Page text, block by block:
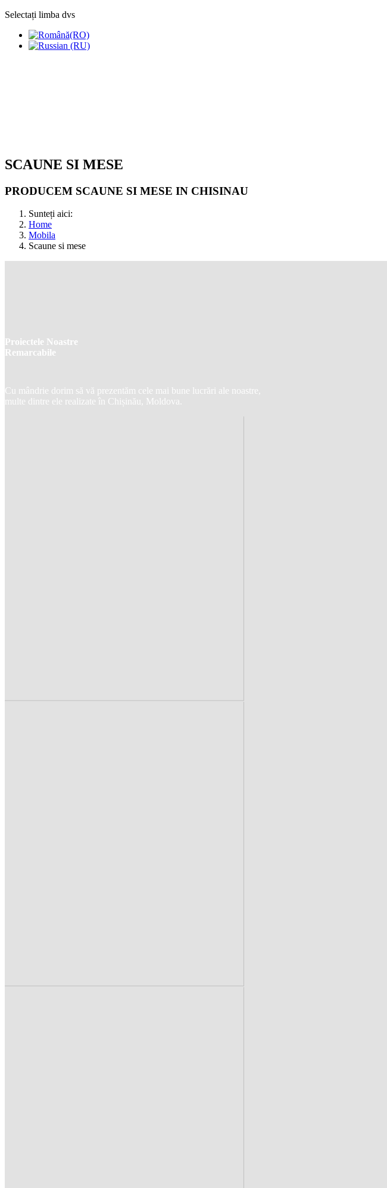
Selectați limba dvs
SCAUNE SI MESE
PRODUCEM SCAUNE SI MESE IN CHISINAU
Sunteți aici:
Home
Mobila
Scaune si mese
Proiectele Noastre
Remarcabile
Cu mândrie dorim să vă prezentăm cele mai bune lucrări ale noastre,
multe dintre ele realizate în Chișinău, Moldova.